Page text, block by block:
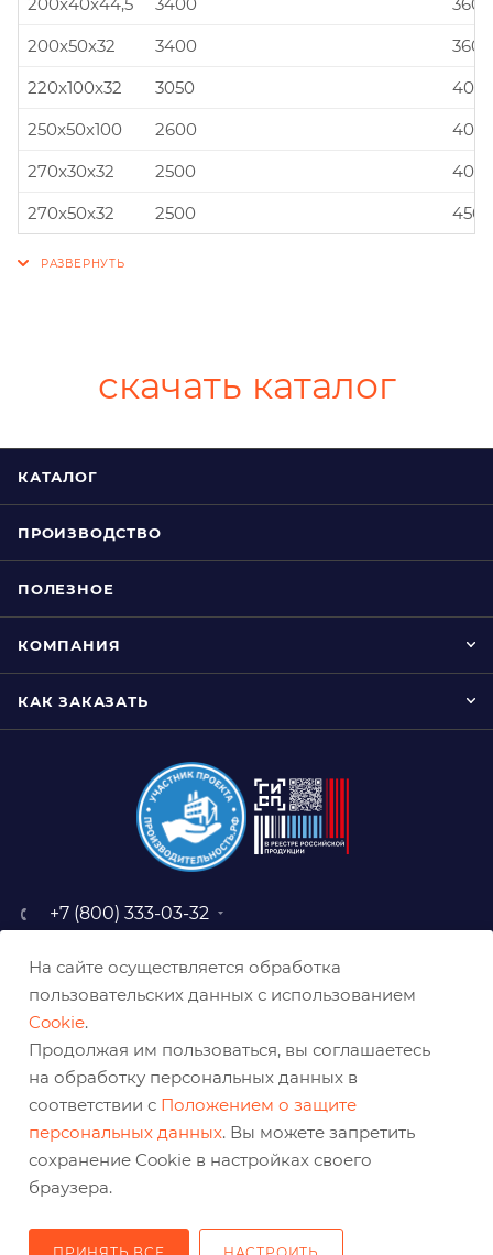
200x50x32
3400
220x100x32
3050
250x50x100
2600
270x30x32
2500
270x50x32
2500
скачать каталог
КАТАЛОГ
ПРОИЗВОДСТВО
ПОЛЕЗНОЕ
КОМПАНИЯ
КАК ЗАКАЗАТЬ
+7 (800) 333-03-32
baz@belabraziv.ru
308009, Россия, г. Белгород,
На сайте осуществляется обработка
пользовательских данных с использованием
Cookie.
Продолжая им пользоваться, вы соглашаетесь
на обработку персональных данных в
соответствии с Положением о защите
персональных данных. Вы можете запретить
сохранение Cookie в настройках своего
браузера.